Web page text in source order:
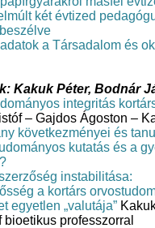
két évtized
a Társadalom és
Kakuk Péter, Bodnár
integritás
– Gajdos Ágoston –
következményei és
kutatás és a
instabilitása:
a kortárs
egyetlen „valutája”
bioetikus professzorral